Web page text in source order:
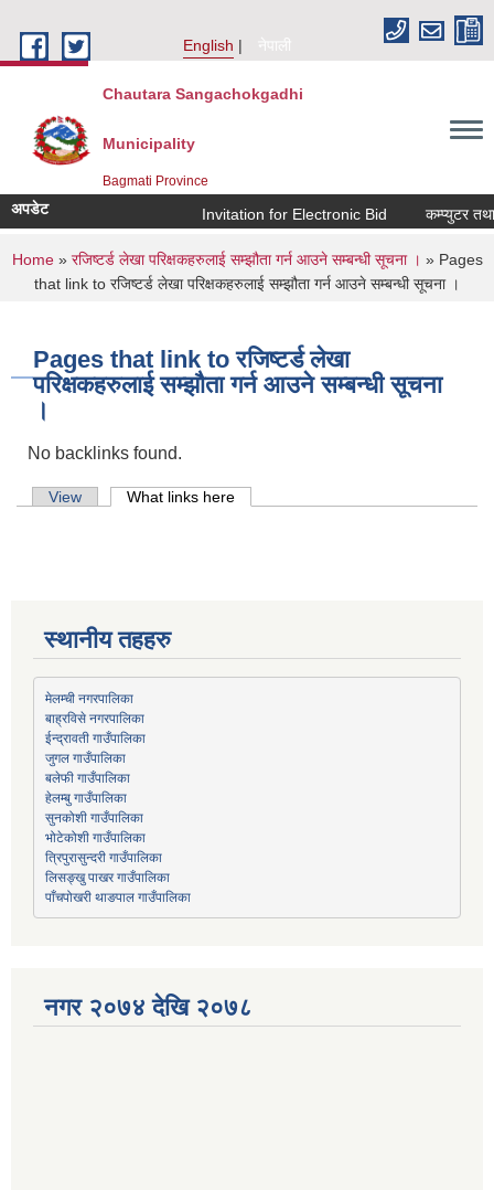
English
नेपाली
Chautara Sangachokgadhi
Municipality
Bagmati Province
अपडेट Invitation for Electronic Bid कम्प्युटर तथा
You are here
Home» रजिष्टर्ड लेखा परिक्षकहरुलाई सम्झौता गर्न आउने सम्बन्धी सूचना । » Pages
that link to रजिष्टर्ड लेखा परिक्षकहरुलाई सम्झौता गर्न आउने सम्बन्धी सूचना ।
Pages that link to रजिष्टर्ड लेखा
परिक्षकहरुलाई सम्झौता गर्न आउने सम्बन्धी सूचना
।
No backlinks found.
Primary tabs
View What links here
स्थानीय तहहरु
मेलम्ची नगरपालिका
बाह्रविसे नगरपालिका
ईन्द्रावती गाउँपालिका
जुगल गाउँपालिका
बलेफी गाउँपालिका
हेलम्बु गाउँपालिका
सुनकोशी गाउँपालिका
भोटेकोशी गाउँपालिका
त्रिपुरासुन्दरी गाउँपालिका
लिसङ्खु पाखर गाउँपालिका
पाँचपोखरी थाङपाल गाउँपालिका
नगर २०७४ देखि २०७८